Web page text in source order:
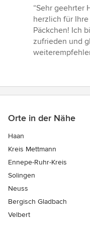
Bewertung:
5
von
5
Sternen
“Sehr geehrter
herzlich für
Päckchen! Ich
zufrieden und
Orte in der Nähe
Haan
Kreis Mettmann
Ennepe-Ruhr-Kreis
Solingen
Neuss
Bergisch Gladbach
Velbert